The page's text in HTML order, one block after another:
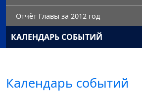
Отчёт Главы за 2012 год
КАЛЕНДАРЬ СОБЫТИЙ
Календарь событий